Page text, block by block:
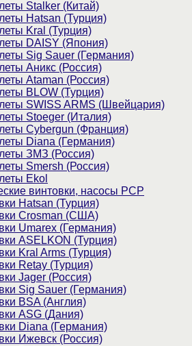
Stalker (Китай)
Hatsan (Турция)
Kral (Турция)
DAISY (Япония)
Sig Sauer (Германия)
Аникс (Россия)
Ataman (Россия)
BLOW (Турция)
SWISS ARMS (Швейцария)
Stoeger (Италия)
Cybergun (Франция)
Diana (Германия)
ЗМЗ (Россия)
Smersh (Россия)
Ekol
винтовки, насосы PCP
Hatsan (Турция)
Crosman (США)
Umarex (Германия)
ASELKON (Турция)
Kral Arms (Турция)
Retay (Турция)
Jager (Россия)
Sig Sauer (Германия)
BSA (Англия)
ASG (Дания)
Diana (Германия)
Ижевск (Россия)